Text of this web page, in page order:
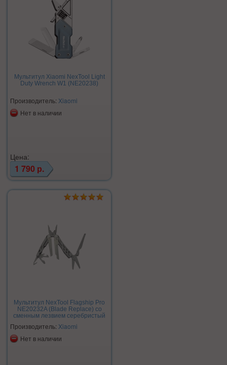
Мультитул Xiaomi NexTool Light
Duty Wrench W1 (NE20238)
Производитель: Xiaomi
Нет в наличии
Цена:
1 790 р.
Мультитул NexTool Flagship Pro
NE20232A (Blade Replace) со
сменным лезвием серебристый
Производитель: Xiaomi
Нет в наличии